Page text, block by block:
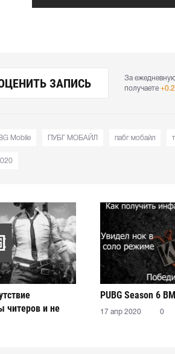
ЗАПИСЬ
За
получаете
Mobile ПУБГ МОБАЙЛ пабг мобайл
читеров и не
PUBG Season 6
17 апр 2020 0